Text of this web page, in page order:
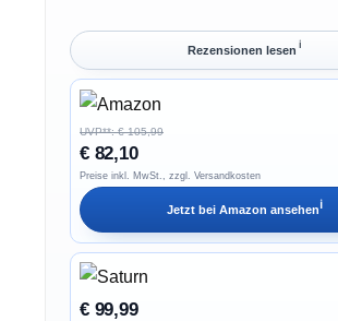
Rezensionen lesen ℹ︎
Ersparnis 23%
UVP**: € 105,99
€ 82,10
Preise inkl. MwSt., zzgl. Versandkosten
Jetzt bei Amazon ansehenℹ︎
€ 99,99